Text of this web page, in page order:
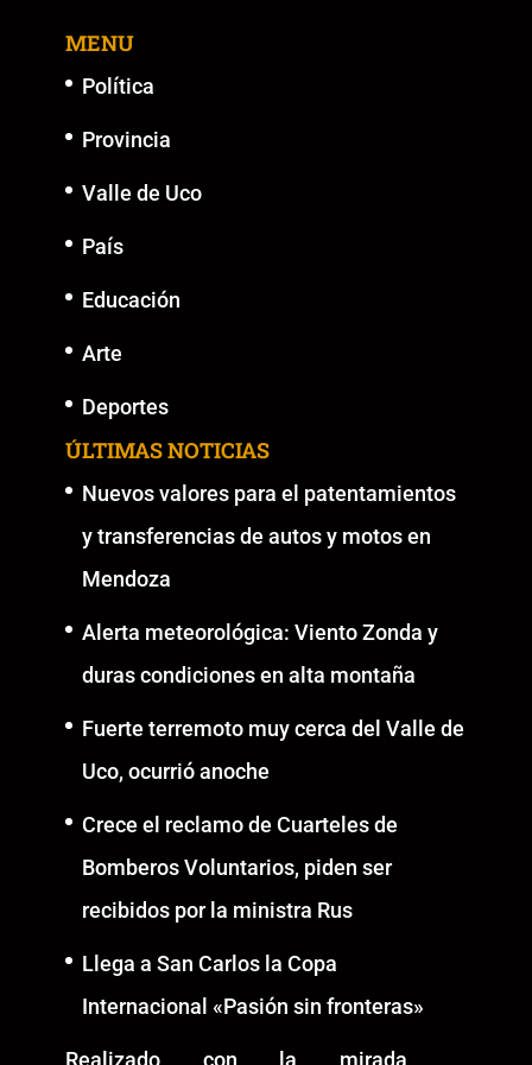
o
k
MENU
Política
Provincia
Valle de Uco
País
Educación
Arte
Deportes
ÚLTIMAS NOTICIAS
Nuevos valores para el patentamientos
y transferencias de autos y motos en
Mendoza
Alerta meteorológica: Viento Zonda y
duras condiciones en alta montaña
Fuerte terremoto muy cerca del Valle de
Uco, ocurrió anoche
Crece el reclamo de Cuarteles de
Bomberos Voluntarios, piden ser
recibidos por la ministra Rus
Llega a San Carlos la Copa
Internacional «Pasión sin fronteras»
Realizado con la mirada